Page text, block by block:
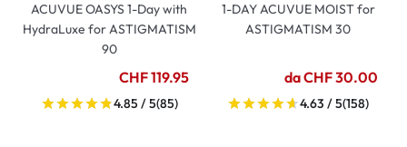
ACUVUE OASYS 1-Day with
HydraLuxe for ASTIGMATISM
90
CHF 119.95
4.85 / 5(85)
1-DAY ACUVUE MOIST for
ASTIGMATISM 30
da CHF 30.00
4.63 / 5(158)